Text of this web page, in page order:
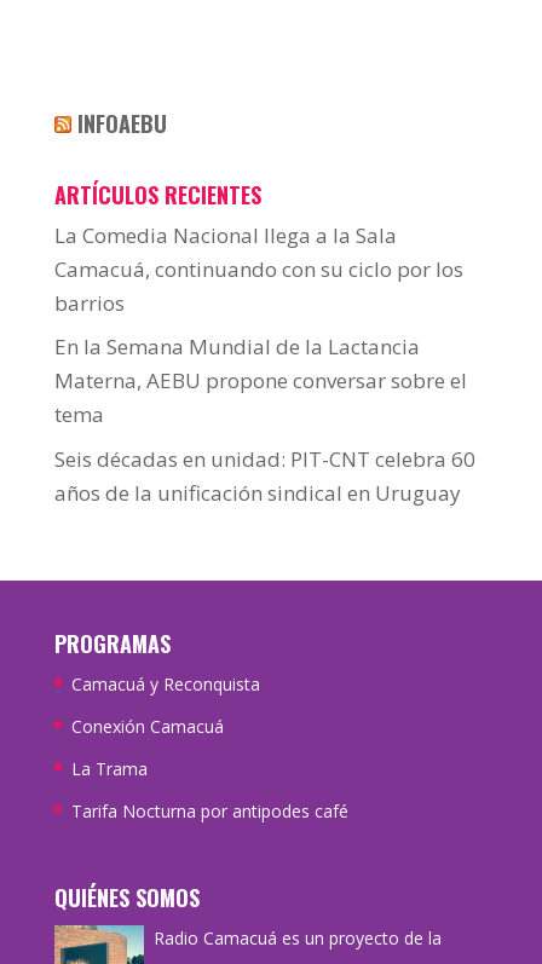
INFOAEBU
ARTÍCULOS RECIENTES
La Comedia Nacional llega a la Sala
Camacuá, continuando con su ciclo por los
barrios
En la Semana Mundial de la Lactancia
Materna, AEBU propone conversar sobre el
tema
Seis décadas en unidad: PIT-CNT celebra 60
años de la unificación sindical en Uruguay
PROGRAMAS
Camacuá y Reconquista
Conexión Camacuá
La Trama
Tarifa Nocturna por antipodes café
QUIÉNES SOMOS
Radio Camacuá es un proyecto de la